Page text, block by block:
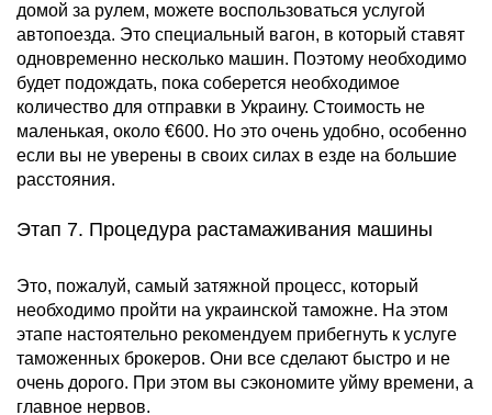
домой за рулем, можете воспользоваться услугой
автопоезда. Это специальный вагон, в который ставят
одновременно несколько машин. Поэтому необходимо
будет подождать, пока соберется необходимое
количество для отправки в Украину. Стоимость не
маленькая, около €600. Но это очень удобно, особенно
если вы не уверены в своих силах в езде на большие
расстояния.
Этап 7. Процедура растамаживания машины
Это, пожалуй, самый затяжной процесс, который
необходимо пройти на украинской таможне. На этом
этапе настоятельно рекомендуем прибегнуть к услуге
таможенных брокеров. Они все сделают быстро и не
очень дорого. При этом вы сэкономите уйму времени, а
главное нервов.